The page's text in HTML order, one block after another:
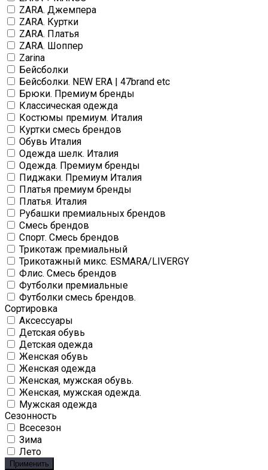
ZARA. Джемпера
ZARA. Куртки
ZARA. Платья
ZARA. Шоппер
Zarina
Бейсболки
Бейсболки. NEW ERA | 47brand etc
Брюки. Премиум бренды
Классическая одежда
Костюмы премиум. Италия
Куртки смесь брендов
Обувь Италия
Одежда шелк. Италия
Одежда. Премиум бренды
Пиджаки. Премиум Италия
Платья премиум бренды
Платья. Италия
Рубашки премиальных брендов
Смесь брендов
Спорт. Смесь брендов
Трикотаж премиальный
Трикотажный микс. ESMARA/LIVERGY
Флис. Смесь брендов
Футболки премиальные
Футболки смесь брендов.
Сортировка
Аксессуары
Детская обувь
Детская одежда
Женская обувь
Женская одежда
Женская, мужская обувь.
Женская, мужская одежда.
Мужская одежда
Сезонность
Всесезон
Зима
Лето